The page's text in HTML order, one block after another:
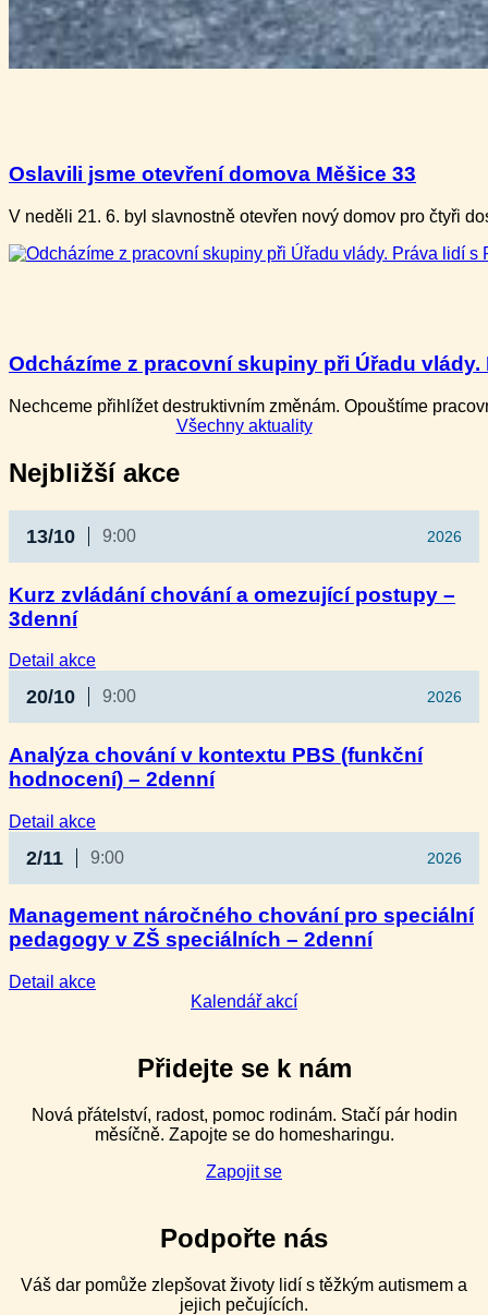
Oslavili jsme otevření domova Měšice 33
V neděli ​21. 6. b​yl slavnostně otevře​n nový domov pro ​čtyři
Odcházíme z pracovní skupiny při Úřadu vlády.
Nechceme přihlížet destruktivním změnám. Opouštíme
Všechny aktuality
Nejbližší akce
13/10 2026
9:00
Kurz zvládání chování a omezující postupy –
3denní
Detail akce:
zvládání
postupy
–
3denní
20/10 2026
9:00
Analýza chování v kontextu PBS (funkční
hodnocení) – 2denní
Detail akce:
chování
(funkční
hodnocení)
2/11 2026
9:00
Management náročného chování pro speciální
pedagogy v ZŠ speciálních – 2denní
Detail akce:
Management
speciální
v ZŠ
speciálních
Kalendář akcí
Přidejte se k nám
Nová přátelství, radost, pomoc rodinám. Stačí pár hodin
měsíčně. Zapojte se do homesharingu.
Zapojit se
Podpořte nás
Váš dar pomůže zlepšovat životy lidí s těžkým autismem a
jejich pečujících.